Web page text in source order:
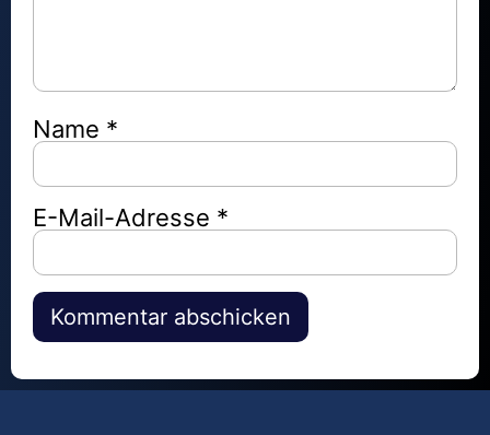
Name *
E-Mail-Adresse *
Alternative: